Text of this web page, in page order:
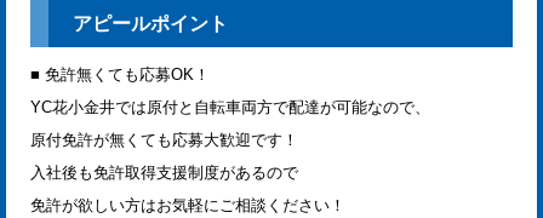
アピールポイント
■ 免許無くても応募OK！
YC花小金井では原付と自転車両方で配達が可能なので、
原付免許が無くても応募大歓迎です！
入社後も免許取得支援制度があるので
免許が欲しい方はお気軽にご相談ください！